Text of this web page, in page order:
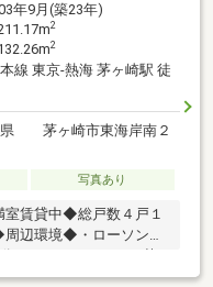
年9月(築23年)
2
2
線 東京-熱海 茅ヶ崎駅 徒
県 茅ヶ崎市東海岸南２
写真あり
賃貸中◆総戸数４戸１
辺環境◆・ローソン茅
）・クリエイトＳＤ茅
）・茅ヶ崎海岸郵便局…